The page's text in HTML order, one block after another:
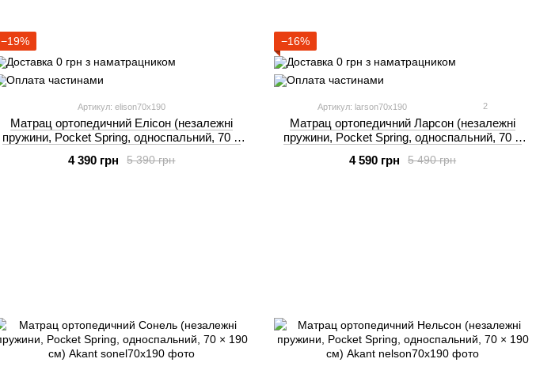
−19%
Артикул: elison70x190
Матрац ортопедичний Елісон (незалежні
пружини, Pocket Spring, односпальний, 70 ×
5 390 грн
4 390 грн
−16%
Артикул: larson70x190 2
Матрац ортопедичний Ларсон (незалежні
пружини, Pocket Spring, односпальний, 70 ×
5 490 грн
4 590 грн